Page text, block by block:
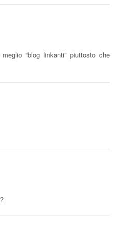
“blog linkanti” piuttosto che